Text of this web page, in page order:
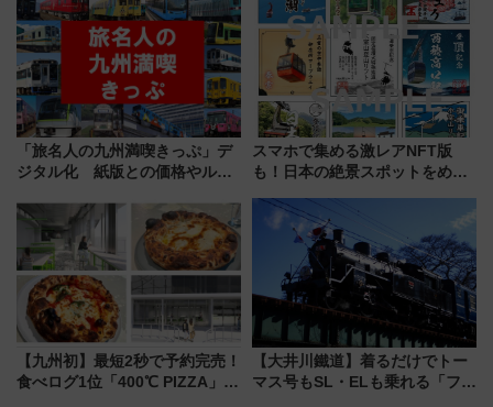
「旅名人の九州満喫きっぷ」デ
ジタル化 紙版との価格やルー
スマホで集める激レアNFT版
も！日本の絶景スポットをめぐ
ん)」企画がスタート
【九州初】最短2秒で予約完売！
食べログ1位「400℃ PIZZA」が
【大井川鐵道】着るだけでトー
マス号もSL・ELも乗れる「フリ